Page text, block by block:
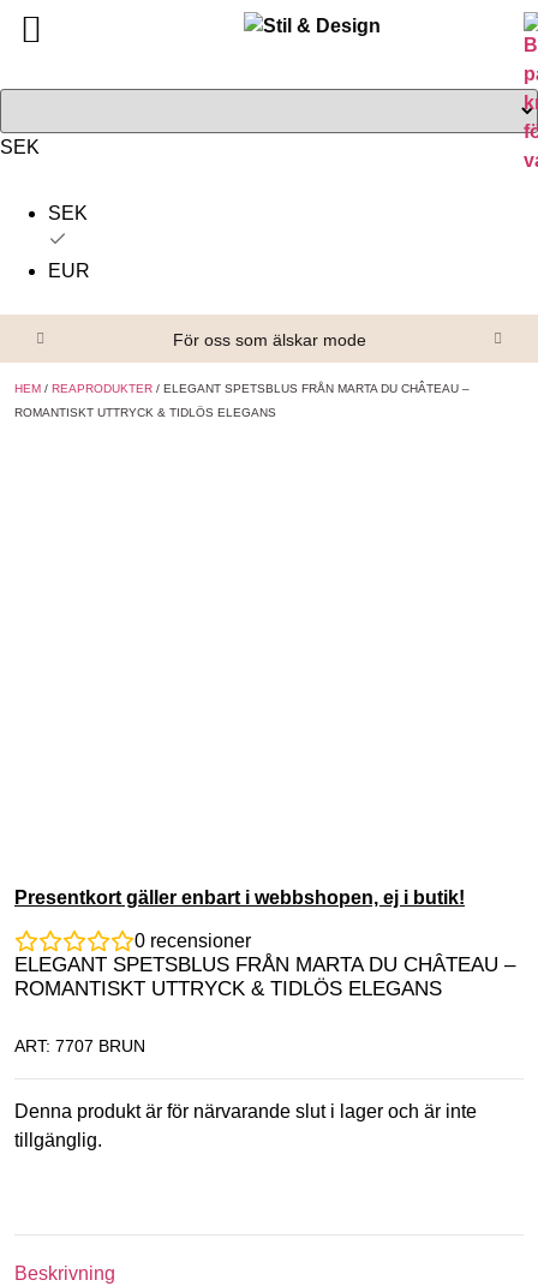
SEK
SEK
EUR
För oss som älskar mode
HEM / REAPRODUKTER / ELEGANT SPETSBLUS FRÅN MARTA DU CHÂTEAU –
ROMANTISKT UTTRYCK & TIDLÖS ELEGANS
Presentkort gäller enbart i webbshopen, ej i butik!
0 recensioner
ELEGANT SPETSBLUS FRÅN MARTA DU CHÂTEAU –
ROMANTISKT UTTRYCK & TIDLÖS ELEGANS
ART: 7707 BRUN
Denna produkt är för närvarande slut i lager och är inte
tillgänglig.
Beskrivning
Alla produkter
Om oss